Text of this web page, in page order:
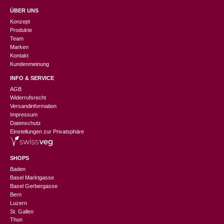
ÜBER UNS
Konzept
Produkte
Team
Marken
Kontakt
Kundenmeinung
INFO & SERVICE
AGB
Widerrufsrecht
Versandinformation
Impressum
Datenschutz
Einstellungen zur Privatsphäre
SHOPS
Baden
Basel Marktgasse
Basel Gerbergasse
Bern
Luzern
St. Gallen
Thun